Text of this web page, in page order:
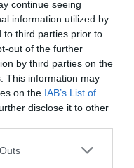
continue seeing
information utilized by
to third parties prior to
out of the further
by third parties on the
This information may
on the IAB’s List of
disclose it to other
one or more Google
15,3 százalék, Észak-
Alföldön 14,5 százalék,
ütem.
elején Budapesten az új
meghaladta az 1,7 millió
pedig megközelítette
1,3 millió, a